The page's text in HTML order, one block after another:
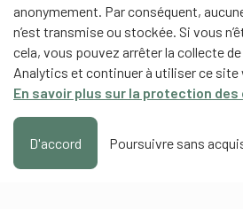
anonymement. Par conséquent,
n’est transmise ou stockée. Si vous
cela, vous pouvez arrêter la collecte
Analytics et continuer à utiliser ce
En savoir plus sur la protection des
D'accord Poursuivre sans
Partenaires de contenus
Haute école fédérale de sport